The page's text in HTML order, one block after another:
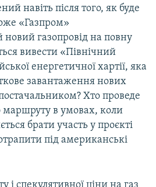
навіть після того, як буде
«Газпром»
новий газопровід на повну
вивести «Північний
енергетичної хартії, яка
завантаження нових
Хто проведе
маршруту в умовах, коли
брати участь у проєкті
під американські
і спекулятивної ціни на газ